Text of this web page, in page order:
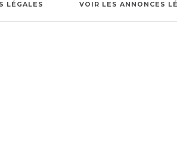
LÉGALES VOIR LES ANNONCES